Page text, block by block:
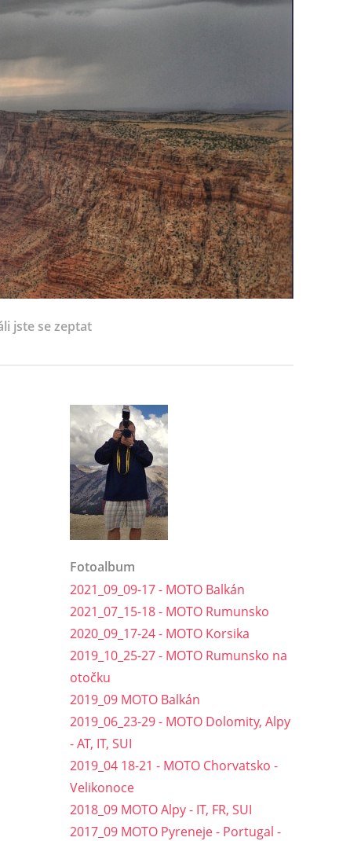
jste se zeptat
Fotoalbum
2021_09_09-17 - MOTO Balkán
2021_07_15-18 - MOTO Rumunsko
2020_09_17-24 - MOTO Korsika
2019_10_25-27 - MOTO Rumunsko na
otočku
2019_09 MOTO Balkán
2019_06_23-29 - MOTO Dolomity, Alpy
- AT, IT, SUI
2019_04 18-21 - MOTO Chorvatsko -
Velikonoce
2018_09 MOTO Alpy - IT, FR, SUI
2017_09 MOTO Pyreneje - Portugal -